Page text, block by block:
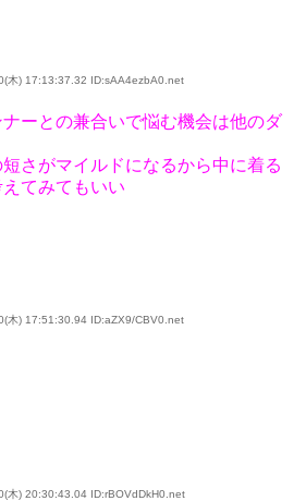
木) 17:13:37.32 ID:sAA4ezbA0.net
ーとの兼合いで悩む機会は他のダ
さがマイルドになるから中に着る
てみてもいい
木) 17:51:30.94 ID:aZX9/CBV0.net
木) 20:30:43.04 ID:rBOVdDkH0.net